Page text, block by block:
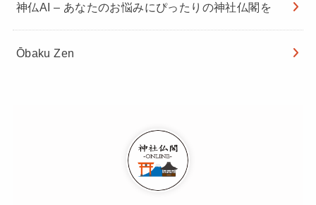
神仏AI – あなたのお悩みにぴったりの神社仏閣を
Ōbaku Zen